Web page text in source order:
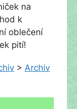
na
k
oblečení
pití!
> Archiv